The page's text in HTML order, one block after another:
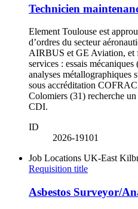
Technicien
Element Toulouse est
d’ordres du secteur
AIRBUS et GE Aviation, et
services : essais
analyses métallographiques
sous accréditation
Colomiers (31) recherche
CDI.
ID
2026-19101
Job Locations UK-East
Requisition title
Asbestos Surveyor/